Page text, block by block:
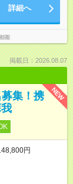
詳細へ
圏
掲載日：2026.08.07
NEW
集！携
円